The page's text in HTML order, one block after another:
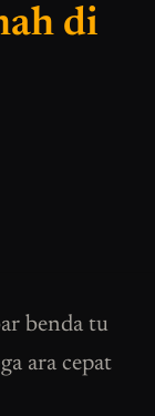
di
benda tu
ara cepat